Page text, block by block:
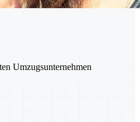
Umzugsunternehmen